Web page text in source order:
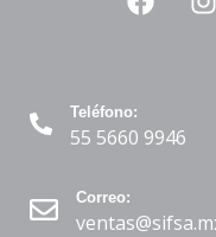
Teléfono:
55 5660 9946
Correo: